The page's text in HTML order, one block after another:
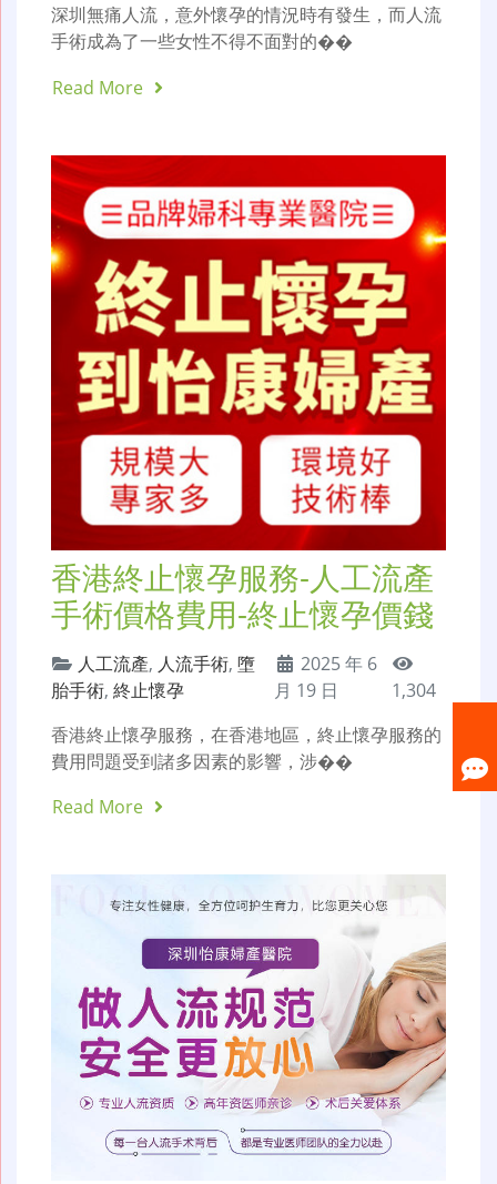
深圳無痛人流，意外懷孕的情況時有發生，而人流
手術成為了一些女性不得不面對的��
Read More
香港終止懷孕服務-人工流產
手術價格費用-終止懷孕價錢
人工流產, 人流手術, 墮
胎手術, 終止懷孕
2025 年 6
月 19 日
1,304
香港終止懷孕服務，在香港地區，終止懷孕服務的
費用問題受到諸多因素的影響，涉��
Read More